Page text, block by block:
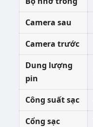
Camera sau
Camera trước
Dung lượng
pin
Công suất sạc
Cổng sạc